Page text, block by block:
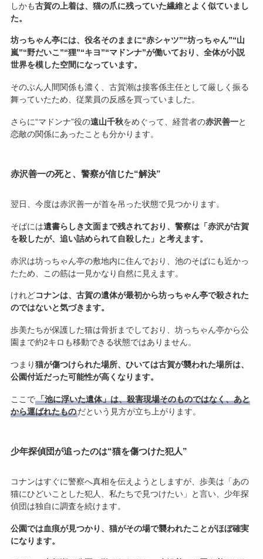
しかも古賀の上着は、猫の爪に残っていた繊維とよく似ていまし
た。
坊っちゃん亭には、役名そのままに“赤シャツ”“坊っちゃん”“山
嵐”“野だいこ”“狸”“キヨ”“マドンナ”が働いており、全体が小説
世界を模した空間になっています。
そのぶん人間関係も濃く、古賀潮は接客係主任として厳しく振る
舞っていたため、従業員の反感を買っていました。
さらに“マドンナ”役の遠山千秋をめぐって、経営者の赤沢善一と
恋敵の関係にあったことも分かります。
赤沢善一の死と、警察が信じた“解決”
翌日、今度は赤沢善一が首を吊った状態で見つかります。
そばには遺書らしき文面まで残されており、警察は「赤沢が古賀
を殺したが、追い詰められて自殺した」と考えます。
赤沢は坊っちゃん亭の敷地内に住んでおり、池のそばにも近かっ
たため、この筋は一見かなり自然に見えます。
けれどコナンは、古賀の遺体が最初から坊っちゃん亭で殺された
のではないと気づきます。
歩美たちが保護した猫は骨折までしており、坊っちゃん亭から公
園まで約2キロも移動できる状態ではありません。
つまり猫が傷つけられた場所、ひいては古賀が襲われた場所は、
公園付近だった可能性が高くなります。
ここで「池に浮いた遺体」は、殺害現場そのものではなく、あと
から運ばれたものだという見方が立ち上がります。
少年探偵団が追ったのは“猫を傷つけた犯人”
コナンはすぐに警察へ真相を伝えようとしますが、歩美は「あの
猫にひどいことした犯人、私たちで見つけたい」と言い、少年探
偵団は独自に調査を続けます。
公園では血痕が見つかり、猫がその場で襲われたことがほぼ確実
になります。